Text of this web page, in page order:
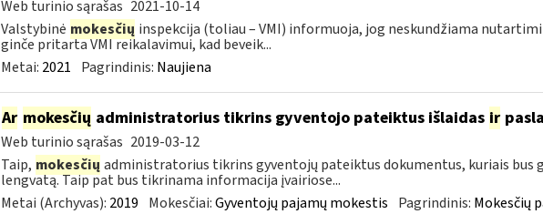
Web turinio sąrašas 2021-10-14
Valstybinė mokesčių inspekcija (toliau – VMI) informuoja, jog neskundžiama
ginče pritarta VMI reikalavimui, kad beveik...
Metai: 2021 Pagrindinis: Naujiena
Ar mokesčių administratorius tikrins gyventojo pateiktus išlaidas ir
Web turinio sąrašas 2019-03-12
Taip, mokesčių administratorius tikrins gyventojų pateiktus dokumentus, kuriais bus
lengvatą. Taip pat bus tikrinama informacija įvairiose...
Metai (Archyvas): 2019 Mokesčiai:Gyventojų pajamų mokestis Pagrindinis: Mokesčių